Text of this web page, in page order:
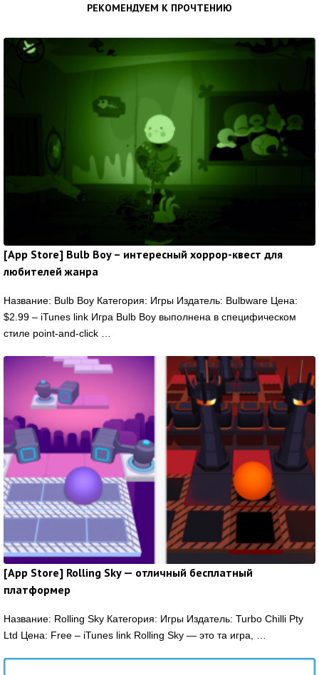
РЕКОМЕНДУЕМ К ПРОЧТЕНИЮ
[App Store] Bulb Boy – интересный хоррор-квест для
любителей жанра
Название: Bulb Boy Категория: Игры Издатель: Bulbware Цена:
$2.99 – iTunes link Игра Bulb Boy выполнена в специфическом
стиле point-and-click …
[App Store] Rolling Sky — отличный бесплатный
платформер
Название: Rolling Sky Категория: Игры Издатель: Turbo Chilli Pty
Ltd Цена: Free – iTunes link Rolling Sky — это та игра, …